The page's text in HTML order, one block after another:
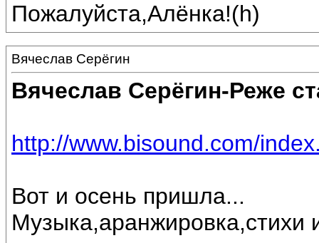
Пожалуйста,Алёнка!(h)
Вячеслав Серёгин
Вячеслав Серёгин-Реже
http://www.bisound.com/
Вот и осень пришла...
Музыка,аранжировка,стихи